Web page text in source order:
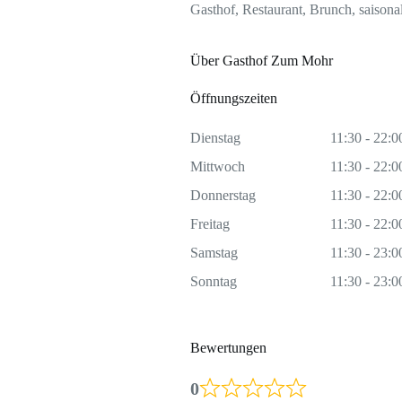
Gasthof, Restaurant, Brunch, saisonal
Über Gasthof Zum Mohr
Öffnungszeiten
Dienstag
11:30 -
Mittwoch
11:30 -
Donnerstag
11:30 -
Freitag
11:30 -
Samstag
11:30 -
Sonntag
11:30 -
Bewertungen
0